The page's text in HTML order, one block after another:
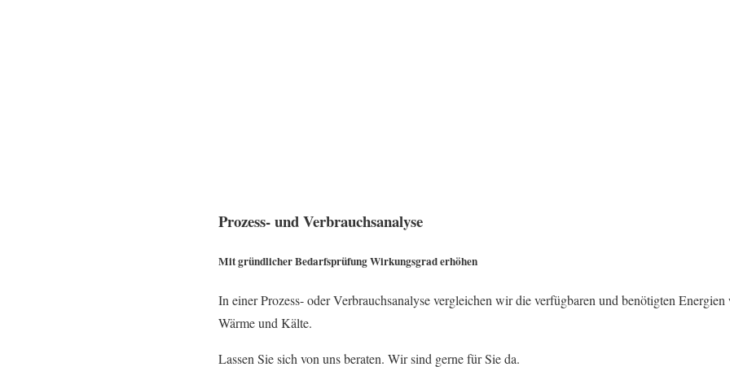
Prozess- und Verbrauchsanalyse
Mit gründlicher Bedarfsprüfung Wirkungsgrad erhöhen
In einer Prozess- oder Verbrauchsanalyse vergleichen wir die verfügbaren und benötigten
Wärme und Kälte.
Lassen Sie sich von uns beraten. Wir sind gerne für Sie da.